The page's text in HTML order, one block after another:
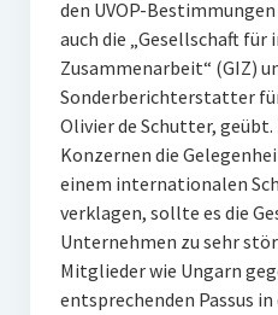
den UVOP-
auch die „Gesellschaft
Zusammenarbeit“ (GIZ)
Sonderberichterstatter
Olivier de Schutter,
Konzernen die
einem internationalen
verklagen, sollte es die
Unternehmen zu sehr
Mitglieder wie Ungarn
entsprechenden Passus